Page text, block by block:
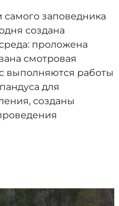
заповедника
создана
проложена
смотровая
выполняются работы
для
созданы